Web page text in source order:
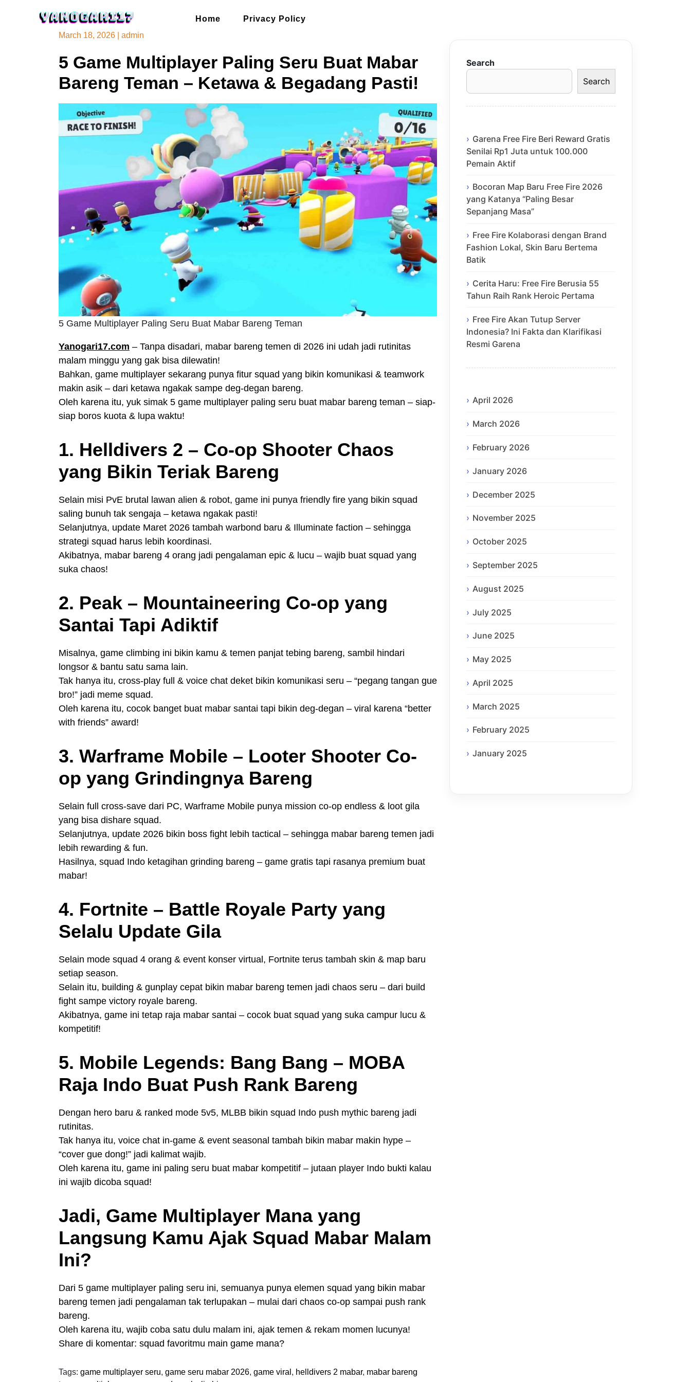
Home
Privacy Policy
March 18, 2026
admin
5 Game Multiplayer Paling Seru Buat Mabar
Bareng Teman – Ketawa & Begadang Pasti!
5 Game Multiplayer Paling Seru Buat Mabar Bareng Teman
Yanogari17.com – Tanpa disadari, mabar bareng temen di 2026 ini udah jadi rutinitas
malam minggu yang gak bisa dilewatin!
Bahkan, game multiplayer sekarang punya fitur squad yang bikin komunikasi & teamwork
makin asik – dari ketawa ngakak sampe deg-degan bareng.
Oleh karena itu, yuk simak 5 game multiplayer paling seru buat mabar bareng teman – siap-
siap boros kuota & lupa waktu!
1. Helldivers 2 – Co-op Shooter Chaos
yang Bikin Teriak Bareng
Selain misi PvE brutal lawan alien & robot, game ini punya friendly fire yang bikin squad
saling bunuh tak sengaja – ketawa ngakak pasti!
Selanjutnya, update Maret 2026 tambah warbond baru & Illuminate faction – sehingga
strategi squad harus lebih koordinasi.
Akibatnya, mabar bareng 4 orang jadi pengalaman epic & lucu – wajib buat squad yang
suka chaos!
2. Peak – Mountaineering Co-op yang
Santai Tapi Adiktif
Misalnya, game climbing ini bikin kamu & temen panjat tebing bareng, sambil hindari
longsor & bantu satu sama lain.
Tak hanya itu, cross-play full & voice chat deket bikin komunikasi seru – “pegang tangan gue
bro!” jadi meme squad.
Oleh karena itu, cocok banget buat mabar santai tapi bikin deg-degan – viral karena “better
with friends” award!
3. Warframe Mobile – Looter Shooter Co-
op yang Grindingnya Bareng
Selain full cross-save dari PC, Warframe Mobile punya mission co-op endless & loot gila
yang bisa dishare squad.
Selanjutnya, update 2026 bikin boss fight lebih tactical – sehingga mabar bareng temen jadi
lebih rewarding & fun.
Hasilnya, squad Indo ketagihan grinding bareng – game gratis tapi rasanya premium buat
mabar!
4. Fortnite – Battle Royale Party yang
Selalu Update Gila
Selain mode squad 4 orang & event konser virtual, Fortnite terus tambah skin & map baru
setiap season.
Selain itu, building & gunplay cepat bikin mabar bareng temen jadi chaos seru – dari build
fight sampe victory royale bareng.
Akibatnya, game ini tetap raja mabar santai – cocok buat squad yang suka campur lucu &
kompetitif!
5. Mobile Legends: Bang Bang – MOBA
Raja Indo Buat Push Rank Bareng
Dengan hero baru & ranked mode 5v5, MLBB bikin squad Indo push mythic bareng jadi
rutinitas.
Tak hanya itu, voice chat in-game & event seasonal tambah bikin mabar makin hype –
“cover gue dong!” jadi kalimat wajib.
Oleh karena itu, game ini paling seru buat mabar kompetitif – jutaan player Indo bukti kalau
ini wajib dicoba squad!
Jadi, Game Multiplayer Mana yang
Langsung Kamu Ajak Squad Mabar Malam
Ini?
Dari 5 game multiplayer paling seru ini, semuanya punya elemen squad yang bikin mabar
bareng temen jadi pengalaman tak terlupakan – mulai dari chaos co-op sampai push rank
bareng.
Oleh karena itu, wajib coba satu dulu malam ini, ajak temen & rekam momen lucunya!
Share di komentar: squad favoritmu main game mana?
Tags: game multiplayer seru, game seru mabar 2026, game viral , helldivers 2 mabar, mabar bareng
Search
Search
Garena Free Fire Beri Reward Gratis
Senilai Rp1 Juta untuk 100.000
Pemain Aktif
Bocoran Map Baru Free Fire 2026
yang Katanya “Paling Besar
Sepanjang Masa”
Free Fire Kolaborasi dengan Brand
Fashion Lokal, Skin Baru Bertema
Batik
Cerita Haru: Free Fire Berusia 55
Tahun Raih Rank Heroic Pertama
Free Fire Akan Tutup Server
Indonesia? Ini Fakta dan Klarifikasi
Resmi Garena
April 2026
March 2026
February 2026
January 2026
December 2025
November 2025
October 2025
September 2025
August 2025
July 2025
June 2025
May 2025
April 2025
March 2025
February 2025
January 2025